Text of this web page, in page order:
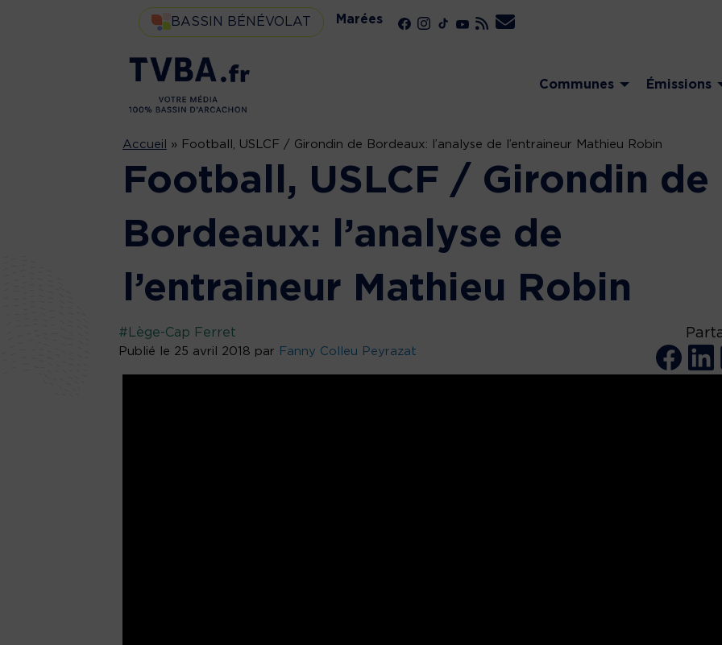
BASSIN BÉNÉVOLAT Marées
Communes Émissions
Accueil » Football, USLCF / Girondin de Bordeaux: l’analyse de l’entraineur Mathieu Robin
Football, USLCF / Girondin de
Bordeaux: l’analyse de
l’entraineur Mathieu Robin
#Lège-Cap Ferret
Publié le 25 avril 2018 par Fanny Colleu Peyrazat